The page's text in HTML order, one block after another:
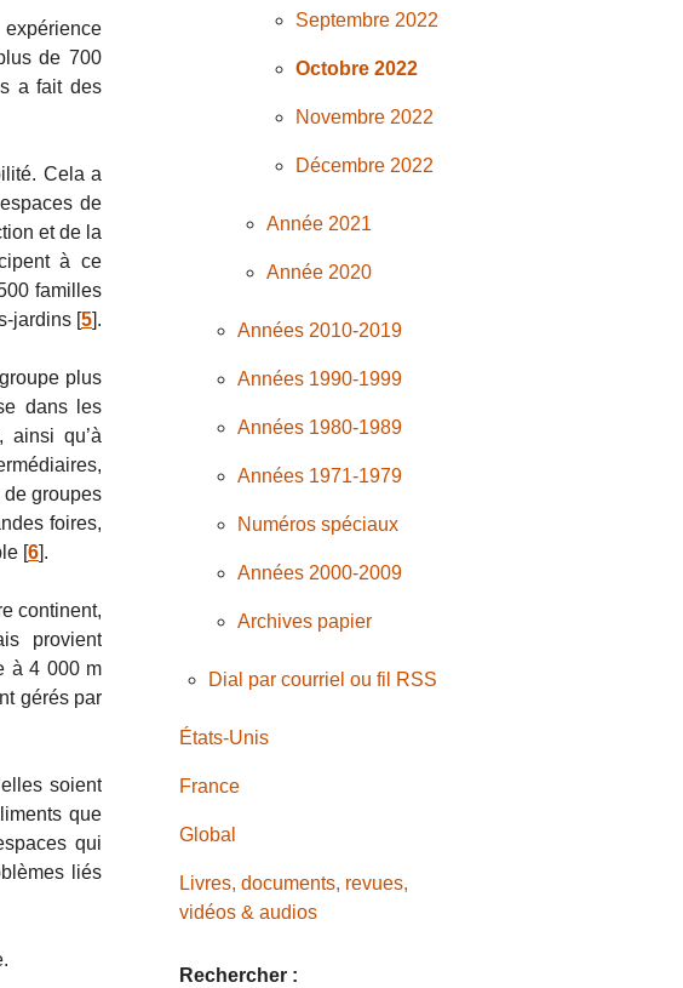
de 700
a fait des
Cela a
de
et de la
à ce
familles
jardins [5].
plus
dans les
ainsi qu’à
groupes
foires,
[6].
continent,
provient
à 4 000 m
gérés par
soient
que
qui
liés
Septembre 2022
Octobre 2022
Novembre 2022
Décembre 2022
Année 2021
Année 2020
Années 2010-2019
Années 1990-1999
Années 1980-1989
Années 1971-1979
Numéros spéciaux
Années 2000-2009
Archives papier
Dial par courriel ou fil RSS
États-Unis
France
Global
Livres, documents, revues,
vidéos & audios
Rechercher :